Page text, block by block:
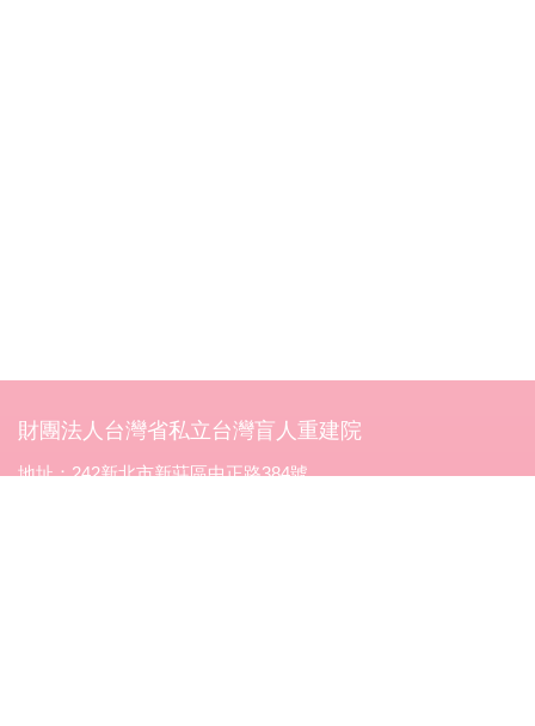
財團法人台灣省私立台灣盲人重建院
地址：242新北市新莊區中正路384號